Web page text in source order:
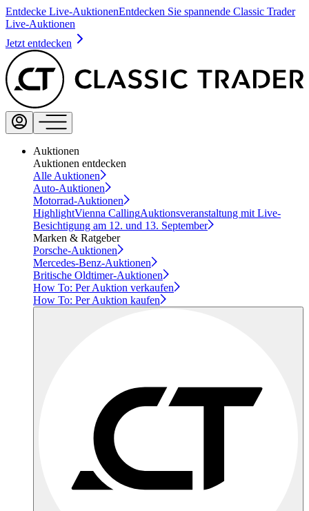
Entdecke Live-AuktionenEntdecken Sie spannende Classic Trader
Live-Auktionen
Jetzt entdecken
Auktionen
Auktionen entdecken
Alle Auktionen
Auto-Auktionen
Motorrad-Auktionen
HighlightVienna CallingAuktionsveranstaltung mit Live-
Besichtigung am 12. und 13. September
Marken & Ratgeber
Porsche-Auktionen
Mercedes-Benz-Auktionen
Britische Oldtimer-Auktionen
How To: Per Auktion verkaufen
How To: Per Auktion kaufen